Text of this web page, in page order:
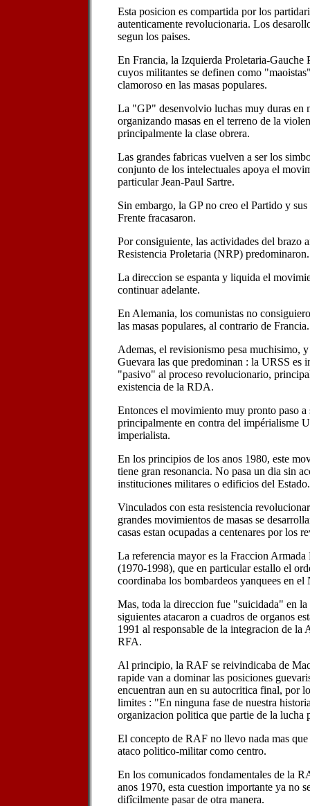
Esta posicion es compartida por los
autenticamente revolucionaria. Los
segun los paises.
En Francia, la Izquierda Proletaria-Gauche
cuyos militantes se definen como
clamoroso en las masas populares.
La "GP" desenvolvio luchas muy duras en
organizando masas en el terreno de la
principalmente la clase obrera.
Las grandes fabricas vuelven a ser los
conjunto de los intelectuales apoya el
particular Jean-Paul Sartre.
Sin embargo, la GP no creo el Partido y
Frente fracasaron.
Por consiguiente, las actividades del brazo
Resistencia Proletaria (NRP) predominaron.
La direccion se espanta y liquida el
continuar adelante.
En Alemania, los comunistas no
las masas populares, al contrario de Francia.
Ademas, el revisionismo pesa muchisimo,
Guevara las que predominan : la URSS es
"pasivo" al proceso revolucionario,
existencia de la RDA.
Entonces el movimiento muy pronto paso
principalmente en contra del impérialisme
imperialista.
En los principios de los anos 1980, este
tiene gran resonancia. No pasa un dia sin
instituciones militares o edificios del Estado.
Vinculados con esta resistencia
grandes movimientos de masas se
casas estan ocupadas a centenares por los
La referencia mayor es la Fraccion
(1970-1998), que en particular estallo el
coordinaba los bombardeos yanquees en
Mas, toda la direccion fue "suicidada" en la
siguientes atacaron a cuadros de organos
1991 al responsable de la integracion de la
RFA.
Al principio, la RAF se reivindicaba de
rapide van a dominar las posiciones
encuentran aun en su autocritica final, por
limites : "En ninguna fase de nuestra
organizacion politica que partie de la lucha
El concepto de RAF no llevo nada mas
ataco politico-militar como centro.
En los comunicados fondamentales de la
anos 1970, esta cuestion importante ya no
difîcilmente pasar de otra manera.